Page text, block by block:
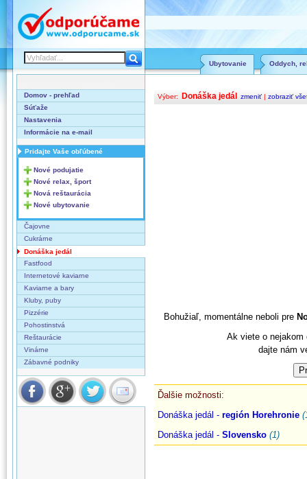
Oddych,
Ubytovanie
Domov - prehľad
Súťaže
Nastavenia
Informácie na e-mail
Pridajte Vaše obľúbené
Nové podujatie
Nové relax, šport
Nová reštaurácia
Nové ubytovanie
Čajovne
Cukrárne
Donáška jedál
Fastfood
Internetové kaviarne
Kaviarne a bary
Kluby, puby
Pizzérie
Pohostinstvá
Reštaurácie
Vinárne
Zábavné podniky
Výber: Donáška jedál zmeniť | zobraziť
Bohužiaľ, momentálne neboli pre
Ak viete o nejakom
dajte nám
Ďalšie možnosti:
Donáška jedál - región Horehronie
Donáška jedál - Slovensko (1)